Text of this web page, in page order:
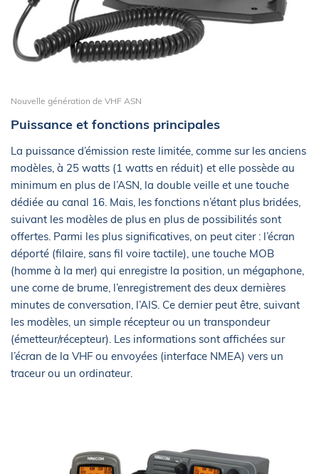
Nouvelle génération de VHF ASN
Puissance et fonctions principales
La puissance d’émission reste limitée, comme sur les anciens
modèles, à 25 watts (1 watts en réduit) et elle possède au
minimum en plus de l’ASN, la double veille et une touche
dédiée au canal 16. Mais, les fonctions n’étant plus bridées,
suivant les modèles de plus en plus de possibilités sont
offertes. Parmi les plus significatives, on peut citer : l’écran
déporté (filaire, sans fil voire tactile), une touche MOB
(homme à la mer) qui enregistre la position, un mégaphone,
une corne de brume, l’enregistrement des deux dernières
minutes de conversation, l’AIS. Ce dernier peut être, suivant
les modèles, un simple récepteur ou un transpondeur
(émetteur/récepteur). Les informations sont affichées sur
l’écran de la VHF ou envoyées (interface NMEA) vers un
traceur ou un ordinateur.